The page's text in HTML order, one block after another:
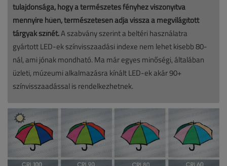
tulajdonsága, hogy a természetes fényhez viszonyítva
mennyire hűen, természetesen adja vissza a megvilágított
tárgyak színét.A szabvány szerint a beltéri használatra
gyártott LED-ek színvisszaadási indexe nem lehet kisebb 80-
nál, ami jónak mondható. Ma már egyes minőségi, általában
üzleti, múzeumi alkalmazásra kínált LED-ek akár 90+
színvisszaadással is rendelkezhetnek.